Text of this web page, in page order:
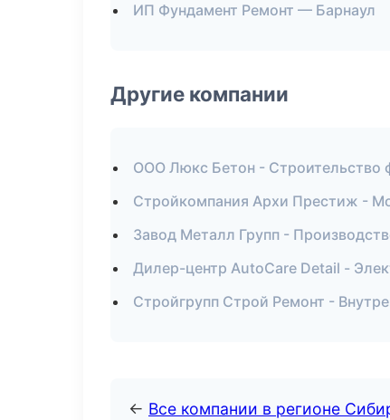
ИП Фундамент Ремонт — Барнаул
Другие компании
ООО Люкс Бетон - Строительство
Стройкомпания Архи Престиж -
Завод Металл Групп -
Дилер-центр AutoCare Detail -
Стройгрупп Строй Ремонт -
← Все компании в регионе